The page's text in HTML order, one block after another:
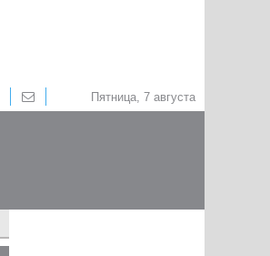
Пятница, 7 августа